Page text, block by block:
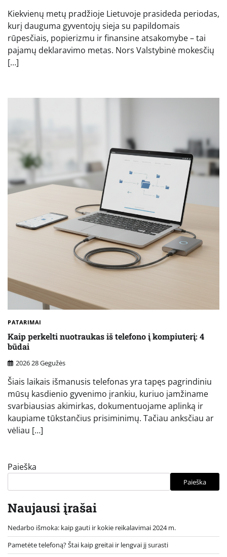
Kiekvienų metų pradžioje Lietuvoje prasideda periodas,
kurį dauguma gyventojų sieja su papildomais
rūpesčiais, popierizmu ir finansine atsakomybe – tai
pajamų deklaravimo metas. Nors Valstybinė mokesčių
[…]
PATARIMAI
Kaip perkelti nuotraukas iš telefono į kompiuterį: 4
būdai
2026 28 Gegužės
Šiais laikais išmanusis telefonas yra tapęs pagrindiniu
mūsų kasdienio gyvenimo įrankiu, kuriuo įamžiname
svarbiausias akimirkas, dokumentuojame aplinką ir
kaupiame tūkstančius prisiminimų. Tačiau anksčiau ar
vėliau […]
Paieška
Paieška
Naujausi įrašai
Nedarbo išmoka: kaip gauti ir kokie reikalavimai 2024 m.
Pametėte telefoną? Štai kaip greitai ir lengvai jį surasti